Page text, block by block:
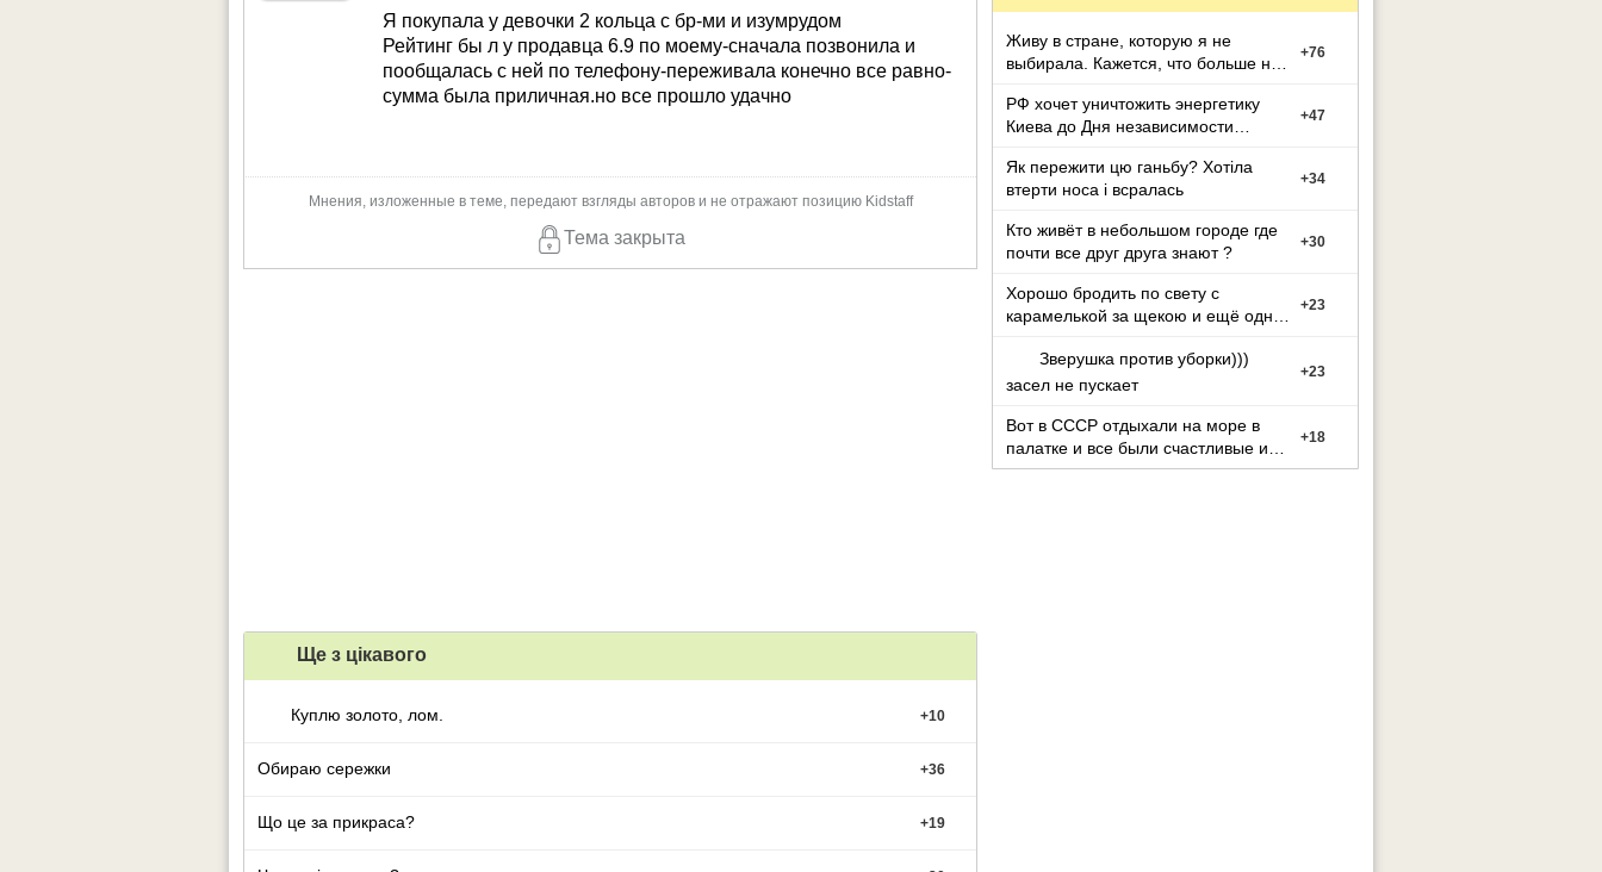
Я покупала у девочки 2 кольца с бр-ми и изумрудом
Рейтинг бы л у продавца 6.9 по моему-сначала позвонила и
пообщалась с ней по телефону-переживала конечно все равно-
сумма была приличная.но все прошло удачно
Мнения, изложенные в теме, передают взгляды авторов и не отражают позицию Kidstaff
Тема закрыта
Ще з цiкавого
Куплю золото, лом. +10
Обираю сережки +36
Що це за прикраса? +19
Живу в стране, которую я не
выбирала. Кажется, что больше не
+76
РФ хочет уничтожить энергетику
Киева до Дня независимости
+47
Як пережити цю ганьбу? Хотіла
втерти носа і всралась
+34
Кто живёт в небольшом городе где
почти все друг друга знают ?
+30
Хорошо бродить по свету с
карамелькой за щекою и ещё одну
+23
Зверушка против уборки)))
засел не пускает
+23
Вот в СССР отдыхали на море в
палатке и все были счастливые и
довольные.
+18